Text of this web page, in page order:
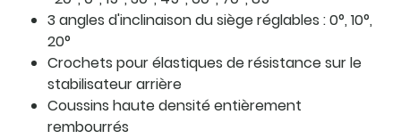
3 angles d'inclinaison du siège réglables : 0°, 10°,
20°
Crochets pour élastiques de résistance sur le
stabilisateur arrière
Coussins haute densité entièrement
rembourrés